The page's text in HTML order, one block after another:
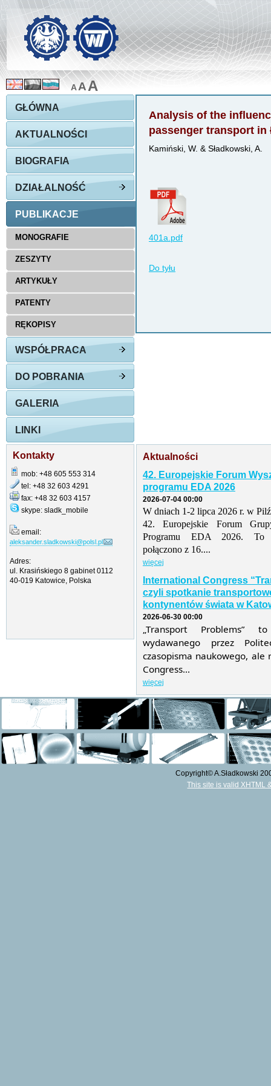
AAA
Analysis of the
passenger transport in
Kamiński, W. & Sładkowski, A.
401a.pdf
Do tyłu
GŁÓWNA
AKTUALNOŚCI
BIOGRAFIA
DZIAŁALNOŚĆ
PUBLIKACJE
MONOGRAFIE
ZESZYTY
ARTYKUŁY
PATENTY
RĘKOPISY
WSPÓŁPRACA
DO POBRANIA
GALERIA
LINKI
Kontakty
mob: +48 605 553 314
tel: +48 32 603 4291
fax: +48 32 603 4157
skype: sladk_mobile
email:
aleksander.sladkowski@polsl.pl
Adres:
ul. Krasińskiego 8 gabinet 0112
40-019 Katowice, Polska
Aktualności
42. Europejskie Forum
programu EDA 2026
2026-07-04 00:00
W dniach 1-2 lipca 2026 r. w
42. Europejskie Forum
Programu EDA 2026. To
połączono z 16....
więcej
International Congress
czyli spotkanie
kontynentów świata w
2026-06-30 00:00
„Transport
wydawanego przez
czasopisma naukowego,
Congress...
więcej
Copyright© A.Sładkowski
This site is valid XHTML